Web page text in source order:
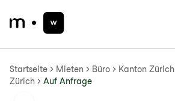
Startseite Mieten Büro Kanton Zürich
Zürich
Auf Anfrage